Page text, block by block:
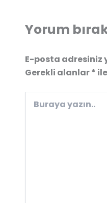
Yorum
E-posta adresiniz
Gerekli alanlar*
yazın..